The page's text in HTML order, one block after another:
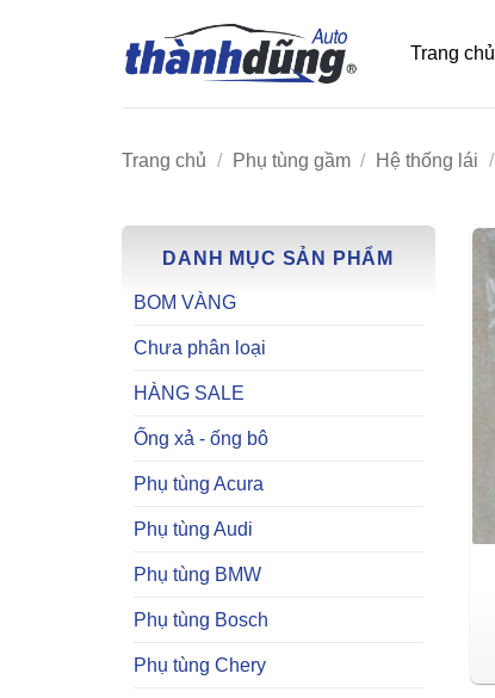
Trang chủ
Trang chủ / Phụ tùng gầm / Hệ thống lái /
DANH MỤC SẢN PHẨM
BOM VÀNG
Chưa phân loại
HÀNG SALE
Ống xả - ống bô
Phụ tùng Acura
Phụ tùng Audi
Phụ tùng BMW
Phụ tùng Bosch
Phụ tùng Chery